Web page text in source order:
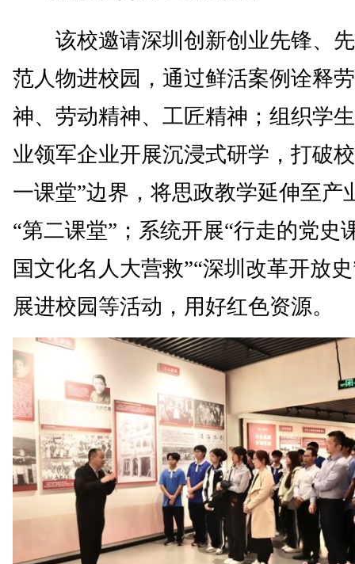
该校邀请深圳创新创业先锋、
范人物进校园，通过鲜活案例诠释
神、劳动精神、工匠精神；组织学
业领军企业开展沉浸式研学，打破
一课堂”边界，将思政教学延伸至产
“第二课堂”；系统开展“行走的党史
国文化名人大营救”“深圳改革开放
展进校园等活动，用好红色资源。